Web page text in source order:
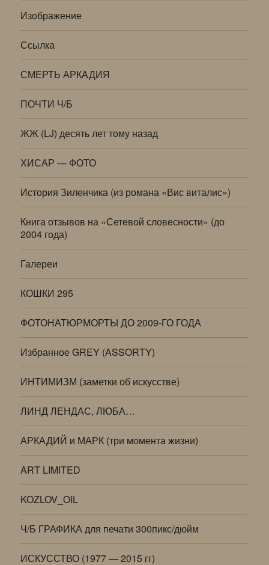
Изображение
Ссылка
СМЕРТЬ АРКАДИЯ
ПОЧТИ Ч/Б
ЖЖ (LJ) десять лет тому назад
ХИСАР — ФОТО
История Зиленчика (из романа «Вис виталис»)
Книга отзывов на «Сетевой словесности» (до
2004 года)
Галереи
КОШКИ 295
ФОТОНАТЮРМОРТЫ ДО 2009-ГО ГОДА
Избранное GREY (ASSORTY)
ИНТИМИЗМ (заметки об искусстве)
ЛИНД ЛЕНДАС, ЛЮБА…
АРКАДИЙ и МАРК (три момента жизни)
ART LIMITED
KOZLOV_OIL
Ч/Б ГРАФИКА для печати 300пикс/дюйм
ИСКУССТВО (1977 — 2015 гг)